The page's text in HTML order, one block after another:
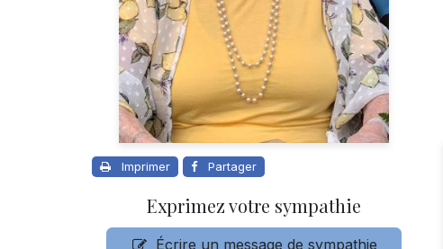
Imprimer Partager
Exprimez votre sympathie
Écrire un message de sympathie